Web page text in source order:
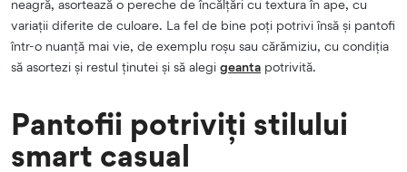
neagră, asortează o pereche de încălțări cu textura în ape, cu
variații diferite de culoare. La fel de bine poți potrivi însă și pantofi
într-o nuanță mai vie, de exemplu roșu sau cărămiziu, cu condiția
să asortezi și restul ținutei și să alegi geanta potrivită.
Pantofii potriviți stilului
smart casual